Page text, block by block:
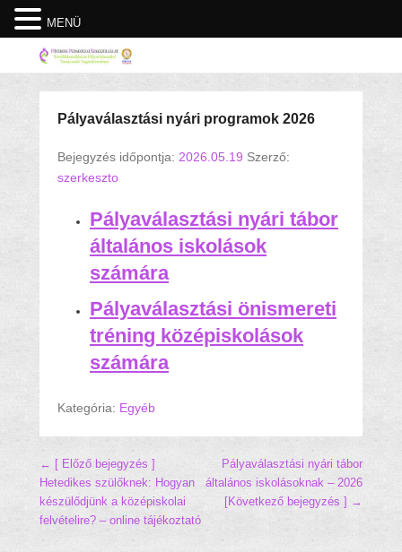
Pályaválasztási nyári programok 2026
Bejegyzés időpontja: 2026.05.19 Szerző:
szerkeszto
Pályaválasztási nyári tábor
általános iskolások
számára
Pályaválasztási önismereti
tréning középiskolások
számára
Kategória: Egyéb
Hozzászólás navigáció
← [ Előző bejegyzés ]
Hetedikes szülőknek: Hogyan
készülődjünk a középiskolai
felvételire? – online tájékoztató
Pályaválasztási nyári tábor
általános iskolásoknak – 2026
[Következő bejegyzés ] →
MENÜ